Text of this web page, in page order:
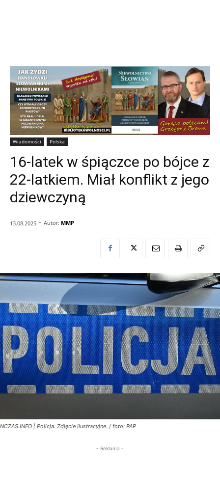
Wiadomości Polska
16-latek w śpiączce po bójce z
22-latkiem. Miał konflikt z jego
dziewczyną
13.08.2025 - Autor: MMP
NCZAS.INFO | Policja. Zdjęcie ilustracyjne. / foto: PAP
- Reklama -